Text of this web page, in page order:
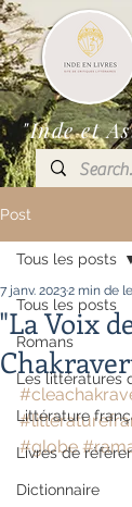
"Inde et
Post
Tous les posts
Romans
Les littératures
Littérature
Livres de
Dictionnaire
Tous les posts
"La Voix
7 janv. 20232 min de
#globe